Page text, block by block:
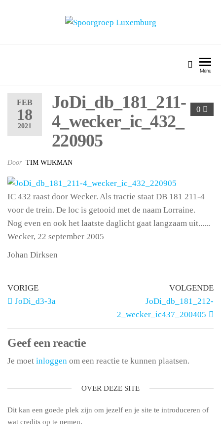
Menu
FEB
18
2021
0
JoDi_db_181_211-
4_wecker_ic_432_
220905
Door TIM WIJKMAN
IC 432 raast door Wecker. Als tractie staat DB 181 211-4
voor de trein. De loc is getooid met de naam Lorraine.
Nog even en ook het laatste daglicht gaat langzaam uit......
Wecker, 22 september 2005
Johan Dirksen
VORIGE
JoDi_d3-3a
VOLGENDE
JoDi_db_181_212-
2_wecker_ic437_200405
Geef een reactie
Je moet inloggen om een reactie te kunnen plaatsen.
OVER DEZE SITE
Dit kan een goede plek zijn om jezelf en je site te introduceren of
wat credits op te nemen.